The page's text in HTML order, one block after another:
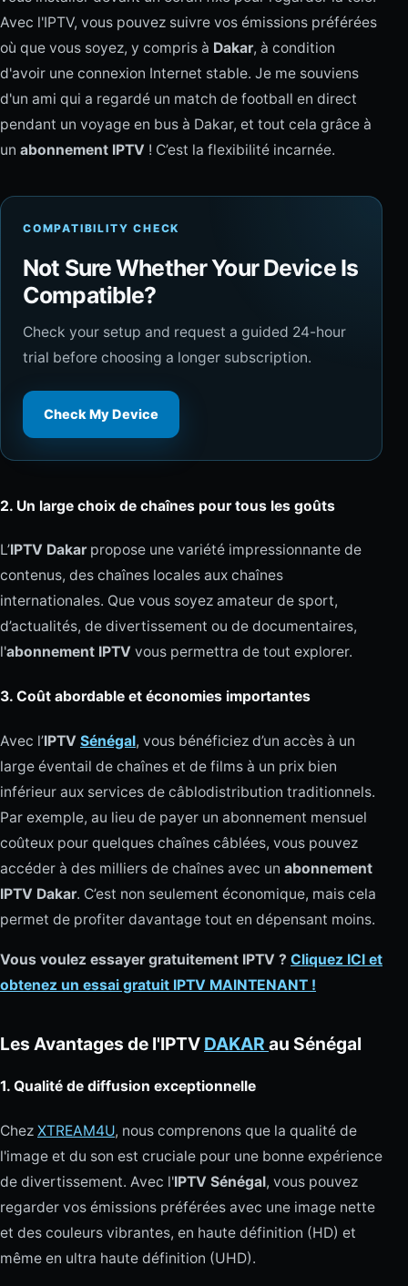
Avec l'IPTV, vous pouvez suivre vos émissions préférées
où que vous soyez, y compris à Dakar, à condition
d'avoir une connexion Internet stable. Je me souviens
d'un ami qui a regardé un match de football en direct
pendant un voyage en bus à Dakar, et tout cela grâce à
un abonnement IPTV ! C’est la flexibilité incarnée.
COMPATIBILITY CHECK
Not Sure Whether Your Device Is
Compatible?
Check your setup and request a guided 24-hour
trial before choosing a longer subscription.
Check My Device
2. Un large choix de chaînes pour tous les goûts
L’IPTV Dakar propose une variété impressionnante de
contenus, des chaînes locales aux chaînes
internationales. Que vous soyez amateur de sport,
d’actualités, de divertissement ou de documentaires,
l'abonnement IPTV vous permettra de tout explorer.
3. Coût abordable et économies importantes
Avec l’IPTV Sénégal, vous bénéficiez d’un accès à un
large éventail de chaînes et de films à un prix bien
inférieur aux services de câblodistribution traditionnels.
Par exemple, au lieu de payer un abonnement mensuel
coûteux pour quelques chaînes câblées, vous pouvez
accéder à des milliers de chaînes avec un abonnement
IPTV Dakar. C’est non seulement économique, mais cela
permet de profiter davantage tout en dépensant moins.
Vous voulez essayer gratuitement IPTV ? Cliquez ICI et
obtenez un essai gratuit IPTV MAINTENANT !
Les Avantages de l'IPTV DAKAR au Sénégal
1. Qualité de diffusion exceptionnelle
Chez XTREAM4U, nous comprenons que la qualité de
l'image et du son est cruciale pour une bonne expérience
de divertissement. Avec l'IPTV Sénégal, vous pouvez
regarder vos émissions préférées avec une image nette
et des couleurs vibrantes, en haute définition (HD) et
même en ultra haute définition (UHD).